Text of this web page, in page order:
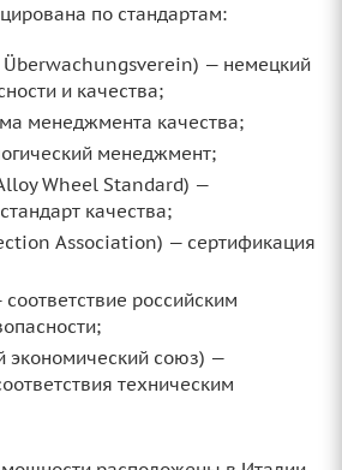
по стандартам:
Überwachungsverein) — немецкий
и качества;
менеджмента качества;
менеджмент;
Wheel Standard) —
качества;
Association) — сертификация
российским
экономический союз) —
техническим